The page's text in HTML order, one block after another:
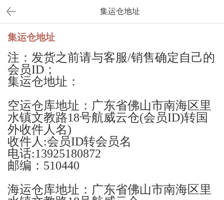
集运仓地址
集运仓地址
注：发货之前请与客服/销售确定自己的
会员ID；
集运仓地址：
空运仓库地址：广东省佛山市南海区里
水镇文教路18号航威云仓(会员ID)转国
外收件人名)
收件人 :会员ID转会员名
电话:13925180872
邮编： 510440
海运仓库地址：广东省佛山市南海区里